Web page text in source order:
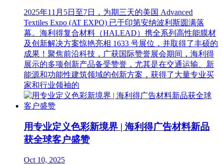
2025年11月5日至7日，为期三天的美国 Advanced
Textiles Expo (AT EXPO) 已于印第安纳波利斯圆满落
幕。海利得复合材料（HALEAD）携全系列高性能膜材
及创新解决方案惊艳亮相 1633 号展位，并取得了丰硕的
成果！聚焦前沿科技，广获国际赞誉展会期间，海利得
展示的多项创新产品备受赞誉，尤其是在交通运输、新
能源和功能性建筑领域的创新方案，获得了大量专业买
家和行业领袖的
用专业定义色彩新境界 | 海利得广告材料新品
获全球客户盛赞
Oct 10, 2025